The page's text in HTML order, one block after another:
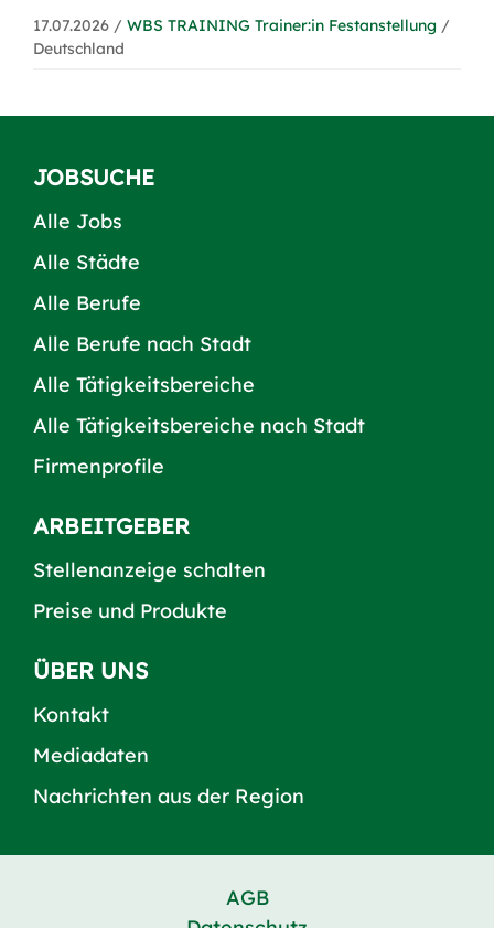
17.07.2026 / WBS TRAINING Trainer:in Festanstellung /
Deutschland
JOBSUCHE
Alle Jobs
Alle Städte
Alle Berufe
Alle Berufe nach Stadt
Alle Tätigkeitsbereiche
Alle Tätigkeitsbereiche nach Stadt
Firmenprofile
ARBEITGEBER
Stellenanzeige schalten
Preise und Produkte
ÜBER UNS
Kontakt
Mediadaten
Nachrichten aus der Region
AGB